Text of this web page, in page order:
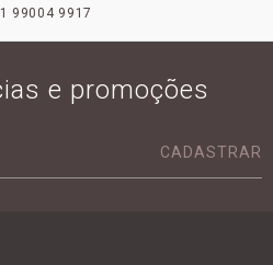
99004 9917
e promoções
CADASTRAR